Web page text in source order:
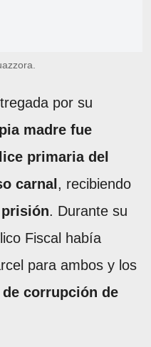
por su
madre fue
primaria del
carnal , recibiendo
prisión. Durante su
Fiscal había
para ambos y los
corrupción de